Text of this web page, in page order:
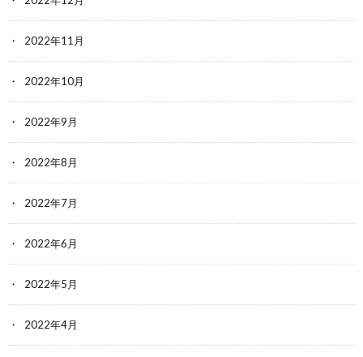
2022年11月
2022年10月
2022年9月
2022年8月
2022年7月
2022年6月
2022年5月
2022年4月